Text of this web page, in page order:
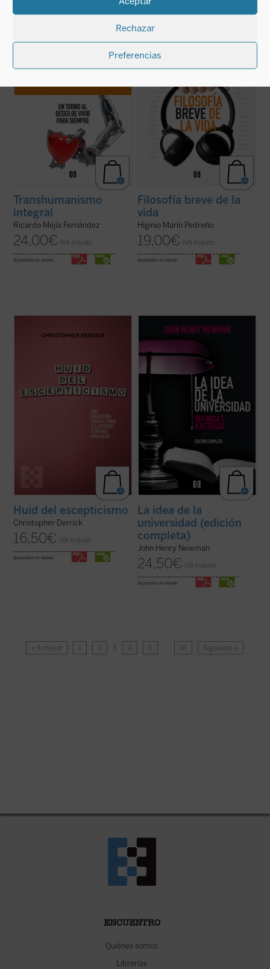
Rechazar
Preferencias
En esta obra quiero establecer el enlace del
pensamiento y de acción de los desafíos
Transhumanismo
integral
Ricardo Mejía Fernández
24,00€ IVA incluido
disponible en ebook:
Cantar y bailar; agradecer; honrar; pasear;
leer y escribir; recordar; volver; tocar,
verbos y sus honduras en los que la ...
Filosofía breve de la
vida
Higinio Marín Pedreño
19,00€ IVA incluido
disponible en ebook:
la educación, especialmente de la
Huid del escepticismo
Christopher Derrick
16,50€ IVA incluido
disponible en ebook:
sobre educación de Newman, una defensa
elocuente de la educación superior, del
un libro crucial en el que se ahonda acerca
(ver ficha)
La idea de la
universidad (edición
completa)
John Henry Newman
24,50€ IVA incluido
disponible en ebook:
« Anterior 1 2 3 4 5 … 16 Siguiente »
ENCUENTRO
Quiénes somos
Librerías